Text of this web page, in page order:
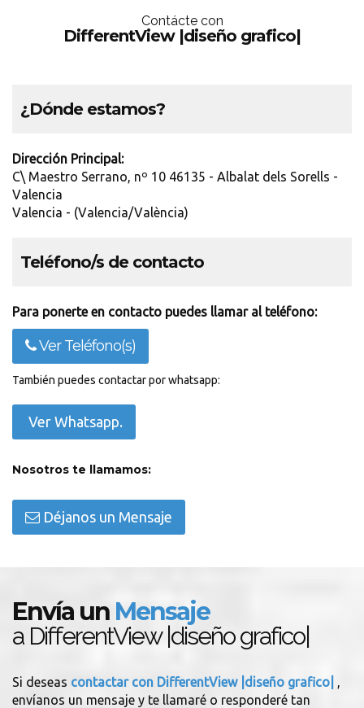
Contácte con
DifferentView |diseño grafico|
¿Dónde estamos?
Dirección Principal:
C\ Maestro Serrano, nº 10 46135 - Albalat dels Sorells -
Valencia
Valencia - (Valencia/València)
Teléfono/s de contacto
Para ponerte en contacto puedes llamar al teléfono:
Ver Teléfono(s)
También puedes contactar por whatsapp:
Ver Whatsapp.
Nosotros te llamamos:
Déjanos un Mensaje
Envía un Mensaje
a DifferentView |diseño grafico|
Si deseas contactar con DifferentView |diseño grafico| ,
envíanos un mensaje y te llamaré o responderé tan